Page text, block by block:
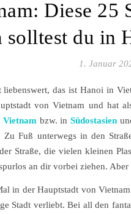
Diese 25
du in
1. Januar
liebenswert, das ist Hanoi in
von Vietnam und hat
Vietnam bzw. inSüdostasien
Fuß unterwegs in den
Straße, die vielen kleinen
an dir vorbei ziehen.
in der Hauptstadt von
Stadt verliebt. Bei all den